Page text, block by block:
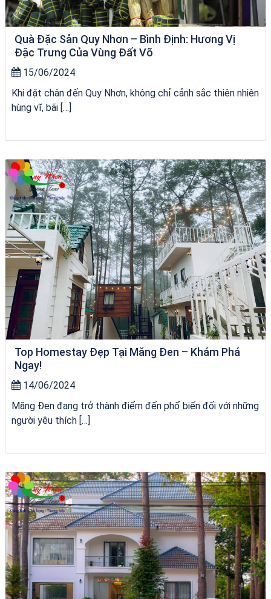
Quà Đặc Sản Quy Nhơn – Bình Định: Hương Vị
Đặc Trưng Của Vùng Đất Võ
15/06/2024
Khi đặt chân đến Quy Nhơn, không chỉ cảnh sắc thiên nhiên
hùng vĩ, bãi […]
Khách sạn Alicia Phú Yên
Top Homestay Đẹp Tại Măng Đen – Khám Phá
Ngay!
14/06/2024
Măng Đen đang trở thành điểm đến phổ biến đối với những
người yêu thích […]
Khách sạn Alicia Phú Yên